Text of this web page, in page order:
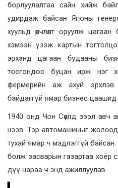
борлуулалтаа сайн хийж
удирдаж байсан Японы
хуульд өөрчлөлт оруулж
хэмээн үзэж картын
эрхэнд цагаан будааны
тосгондоо буцан ирж нэг
фермерийн аж ахуй
байдаггүй ямар бизнес
1940 онд Чон Сөүлд зээл авч
нээв. Тэр автомашиныг
тухай ямар ч мэдлэггүй
болж засварын газартаа хоёр
дүү нараа ч энд ажиллуулав.